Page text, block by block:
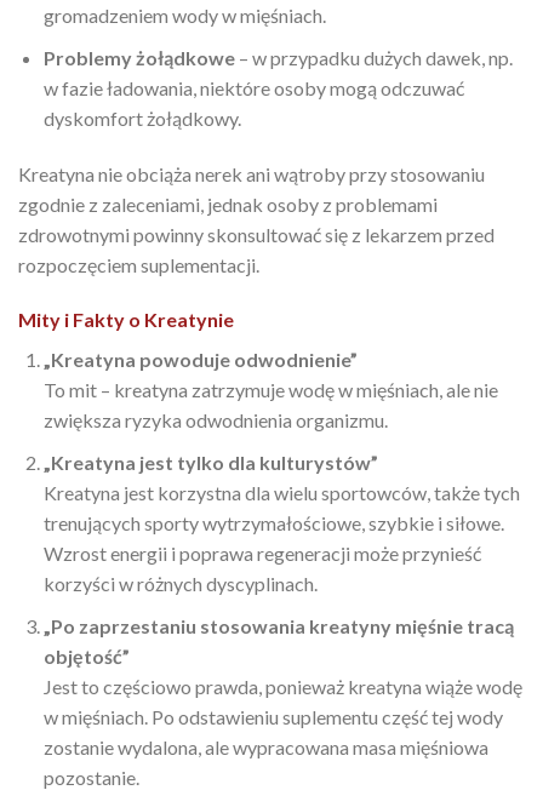
gromadzeniem wody w mięśniach.
Problemy żołądkowe– w przypadku dużych dawek, np.
w fazie ładowania, niektóre osoby mogą odczuwać
dyskomfort żołądkowy.
Kreatyna nie obciąża nerek ani wątroby przy stosowaniu
zgodnie z zaleceniami, jednak osoby z problemami
zdrowotnymi powinny skonsultować się z lekarzem przed
rozpoczęciem suplementacji.
Mity i Fakty o Kreatynie
„Kreatyna powoduje odwodnienie”
To mit – kreatyna zatrzymuje wodę w mięśniach, ale nie
zwiększa ryzyka odwodnienia organizmu.
„Kreatyna jest tylko dla kulturystów”
Kreatyna jest korzystna dla wielu sportowców, także tych
trenujących sporty wytrzymałościowe, szybkie i siłowe.
Wzrost energii i poprawa regeneracji może przynieść
korzyści w różnych dyscyplinach.
„Po zaprzestaniu stosowania kreatyny mięśnie tracą
objętość”
Jest to częściowo prawda, ponieważ kreatyna wiąże wodę
w mięśniach. Po odstawieniu suplementu część tej wody
zostanie wydalona, ale wypracowana masa mięśniowa
pozostanie.